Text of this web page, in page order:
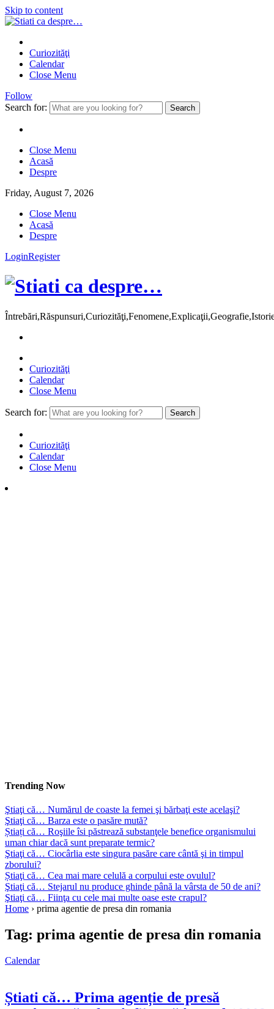
Skip to content
Curiozităţi
Calendar
Close Menu
Follow
Search for:
Close Menu
Acasă
Despre
Friday, August 7, 2026
Close Menu
Acasă
Despre
LoginRegister
Curiozităţi
Calendar
Close Menu
Search for:
Curiozităţi
Calendar
Close Menu
Trending Now
Ştiaţi că… Numărul de coaste la femei şi bărbaţi este acelaşi?
Ştiaţi că… Barza este o pasăre mută?
Știați că… Roşiile îsi păstrează substanţele benefice organismului
uman chiar dacă sunt preparate termic?
Ştiaţi că… Ciocârlia este singura pasăre care cântă şi in timpul
zborului?
Știaţi că… Cea mai mare celulă a corpului este ovulul?
Ştiaţi că… Stejarul nu produce ghinde până la vârsta de 50 de ani?
Ştiaţi că… Fiinţa cu cele mai multe oase este crapul?
Home › prima agentie de presa din romania
Tag: prima agentie de presa din romania
Calendar
Știati că… Prima agenție de presă